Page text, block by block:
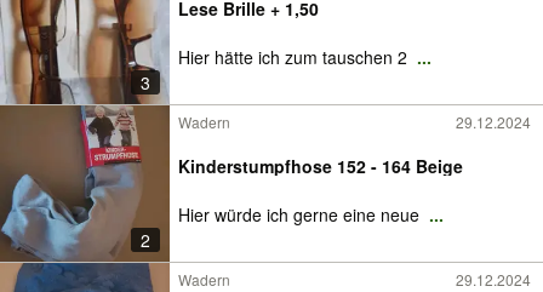
3
Lese Brille + 1,50
Hier hätte ich zum tauschen 2 ...
2
Wadern 29.12.2024
Kinderstumpfhose 152 - 164 Beige
Hier würde ich gerne eine neue ...
Wadern 29.12.2024